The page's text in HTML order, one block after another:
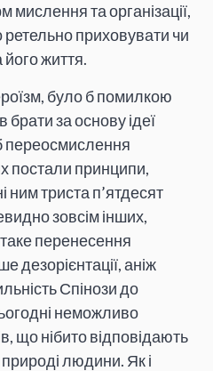
мислення та організації,
приховувати чи
його життя.
було б помилкою
за основу ідеї
переосмислення
постали принципи,
триста п’ятдесят
зовсім інших,
перенесення
дезорієнтації, аніж
Спінози до
неможливо
що нібито відповідають
природі людини. Як і